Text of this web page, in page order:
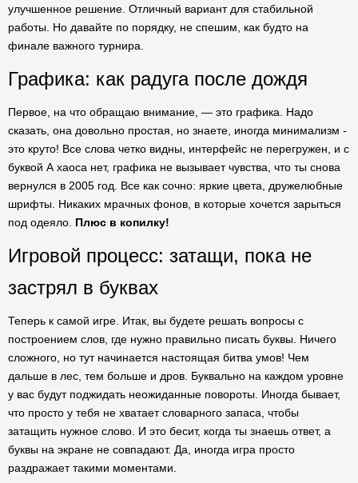
улучшенное решение. Отличный вариант для стабильной
работы. Но давайте по порядку, не спешим, как будто на
финале важного турнира.
Графика: как радуга после дождя
Первое, на что обращаю внимание, — это графика. Надо
сказать, она довольно простая, но знаете, иногда минимализм -
это круто! Все слова четко видны, интерфейс не перегружен, и с
буквой А хаоса нет, графика не вызывает чувства, что ты снова
вернулся в 2005 год. Все как сочно: яркие цвета, дружелюбные
шрифты. Никаких мрачных фонов, в которые хочется зарыться
под одеяло. Плюс в копилку!
Игровой процесс: затащи, пока не
застрял в буквах
Теперь к самой игре. Итак, вы будете решать вопросы с
построением слов, где нужно правильно писать буквы. Ничего
сложного, но тут начинается настоящая битва умов! Чем
дальше в лес, тем больше и дров. Буквально на каждом уровне
у вас будут поджидать неожиданные повороты. Иногда бывает,
что просто у тебя не хватает словарного запаса, чтобы
затащить нужное слово. И это бесит, когда ты знаешь ответ, а
буквы на экране не совпадают. Да, иногда игра просто
раздражает такими моментами.